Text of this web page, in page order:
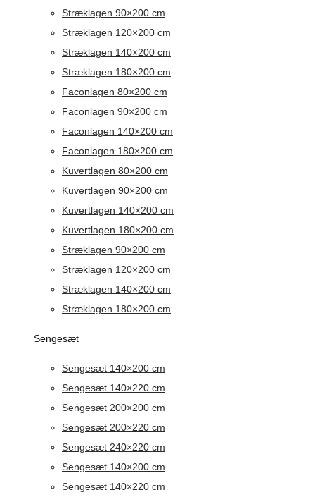
Stræklagen 90×200 cm
Stræklagen 120×200 cm
Stræklagen 140×200 cm
Stræklagen 180×200 cm
Faconlagen 80×200 cm
Faconlagen 90×200 cm
Faconlagen 140×200 cm
Faconlagen 180×200 cm
Kuvertlagen 80×200 cm
Kuvertlagen 90×200 cm
Kuvertlagen 140×200 cm
Kuvertlagen 180×200 cm
Stræklagen 90×200 cm
Stræklagen 120×200 cm
Stræklagen 140×200 cm
Stræklagen 180×200 cm
Sengesæt
Sengesæt 140×200 cm
Sengesæt 140×220 cm
Sengesæt 200×200 cm
Sengesæt 200×220 cm
Sengesæt 240×220 cm
Sengesæt 140×200 cm
Sengesæt 140×220 cm